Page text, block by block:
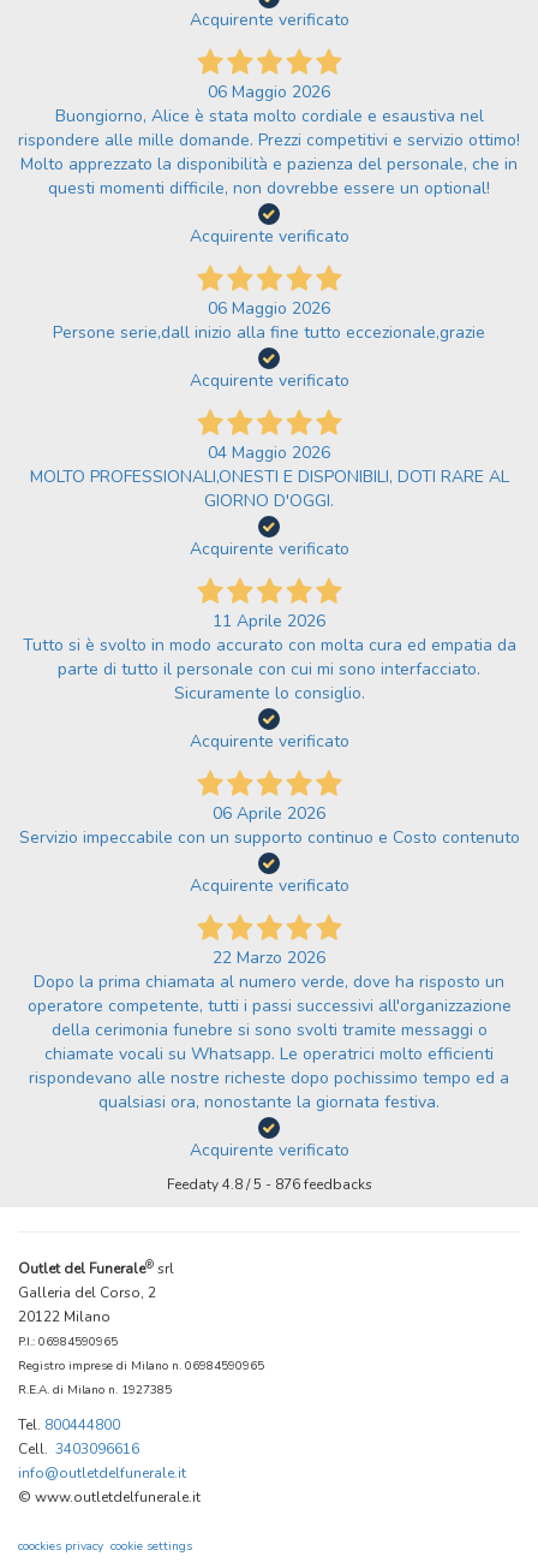
Acquirente verificato
06 Maggio 2026
Buongiorno, Alice è stata molto cordiale e esaustiva nel
rispondere alle mille domande. Prezzi competitivi e servizio ottimo!
Molto apprezzato la disponibilità e pazienza del personale, che in
questi momenti difficile, non dovrebbe essere un optional!
Acquirente verificato
06 Maggio 2026
Persone serie,dall inizio alla fine tutto eccezionale,grazie
Acquirente verificato
04 Maggio 2026
MOLTO PROFESSIONALI,ONESTI E DISPONIBILI, DOTI RARE AL
GIORNO D'OGGI.
Acquirente verificato
11 Aprile 2026
Tutto si è svolto in modo accurato con molta cura ed empatia da
parte di tutto il personale con cui mi sono interfacciato.
Sicuramente lo consiglio.
Acquirente verificato
06 Aprile 2026
Servizio impeccabile con un supporto continuo e Costo contenuto
Acquirente verificato
22 Marzo 2026
Dopo la prima chiamata al numero verde, dove ha risposto un
operatore competente, tutti i passi successivi all'organizzazione
della cerimonia funebre si sono svolti tramite messaggi o
chiamate vocali su Whatsapp. Le operatrici molto efficienti
rispondevano alle nostre richeste dopo pochissimo tempo ed a
qualsiasi ora, nonostante la giornata festiva.
Acquirente verificato
Feedaty4.8/5 - 876feedbacks
Outlet del Funerale® srl
Galleria del Corso, 2
20122 Milano
P.I.: 06984590965
Registro imprese di Milano n. 06984590965
R.E.A. di Milano n. 1927385
Tel. 800444800
Cell. 3403096616
info@outletdelfunerale.it
© www.outletdelfunerale.it
coockies privacy cookie settings